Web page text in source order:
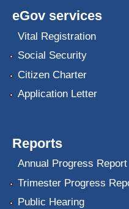
eGov services
Vital Registration
Social Security
Citizen Charter
Application Letter
Reports
Annual Progress Report
Trimester Progress
Public Hearing